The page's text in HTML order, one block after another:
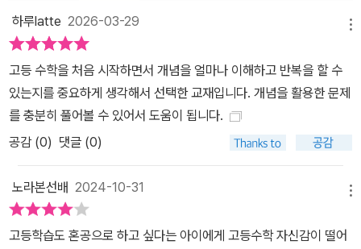
하루latte 2026-03-29
고등 수학을 처음 시작하면서 개념을 얼마나 이해하고 반복을 할 수
있는지를 중요하게 생각해서 선택한 교재입니다. 개념을 활용한 문제
를 충분히 풀어볼 수 있어서 도움이 됩니다.
공감 (0) 댓글 (0)
노라본선배 2024-10-31
고등학습도 혼공으로 하고 싶다는 아이에게 고등수학 자신감이 떨어